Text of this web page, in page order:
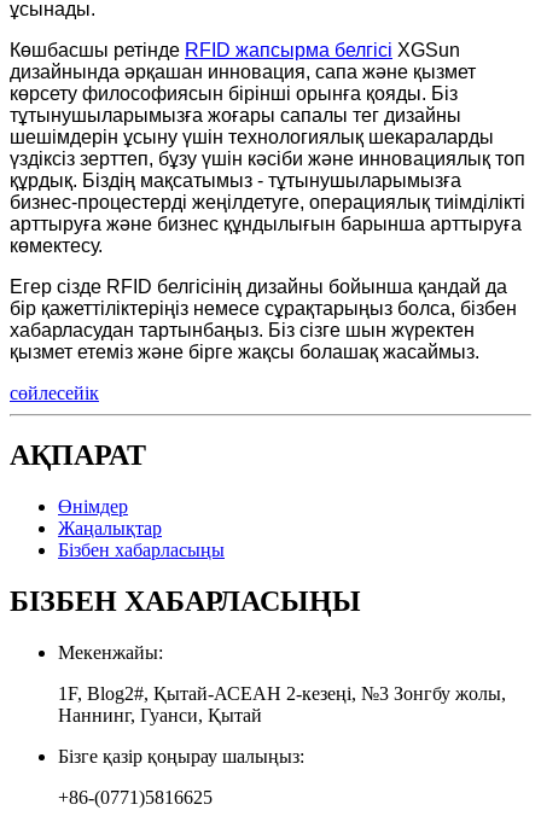
ұсынады.
Көшбасшы ретінде RFID жапсырма белгісі XGSun
дизайнында әрқашан инновация, сапа және қызмет
көрсету философиясын бірінші орынға қояды. Біз
тұтынушыларымызға жоғары сапалы тег дизайны
шешімдерін ұсыну үшін технологиялық шекараларды
үздіксіз зерттеп, бұзу үшін кәсіби және инновациялық топ
құрдық. Біздің мақсатымыз - тұтынушыларымызға
бизнес-процестерді жеңілдетуге, операциялық тиімділікті
арттыруға және бизнес құндылығын барынша арттыруға
көмектесу.
Егер сізде RFID белгісінің дизайны бойынша қандай да
бір қажеттіліктеріңіз немесе сұрақтарыңыз болса, бізбен
хабарласудан тартынбаңыз. Біз сізге шын жүректен
қызмет етеміз және бірге жақсы болашақ жасаймыз.
сөйлесейік
АҚПАРАТ
Өнімдер
Жаңалықтар
Бізбен хабарласыңы
БІЗБЕН ХАБАРЛАСЫҢЫ
Мекенжайы:
1F, Blog2#, Қытай-АСЕАН 2-кезеңі, №3 Зонгбу жолы,
Наннинг, Гуанси, Қытай
Бізге қазір қоңырау шалыңыз:
+86-(0771)5816625